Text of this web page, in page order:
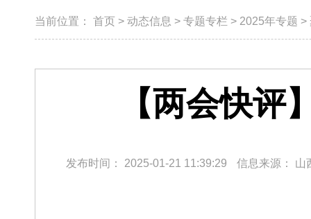
当前位置： 首页 > 动态信息 > 专题专栏 > 2025年专题 >
【两会快评
发布时间： 2025-01-21 11:39:29 信息来源： 山